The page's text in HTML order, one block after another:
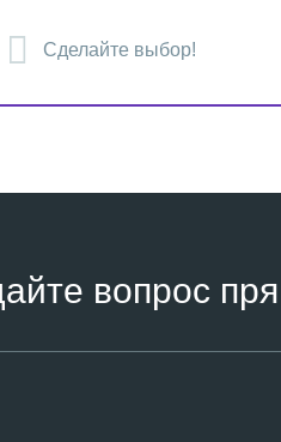
Сделайте выбор!
вопрос